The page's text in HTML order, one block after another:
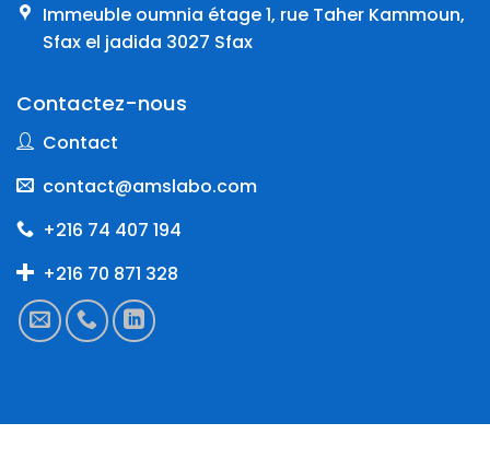
Immeuble oumnia étage 1, rue Taher Kammoun,
Sfax el jadida 3027 Sfax
Contactez-nous
Contact
contact@amslabo.com
+216 74 407 194
+216 70 871 328